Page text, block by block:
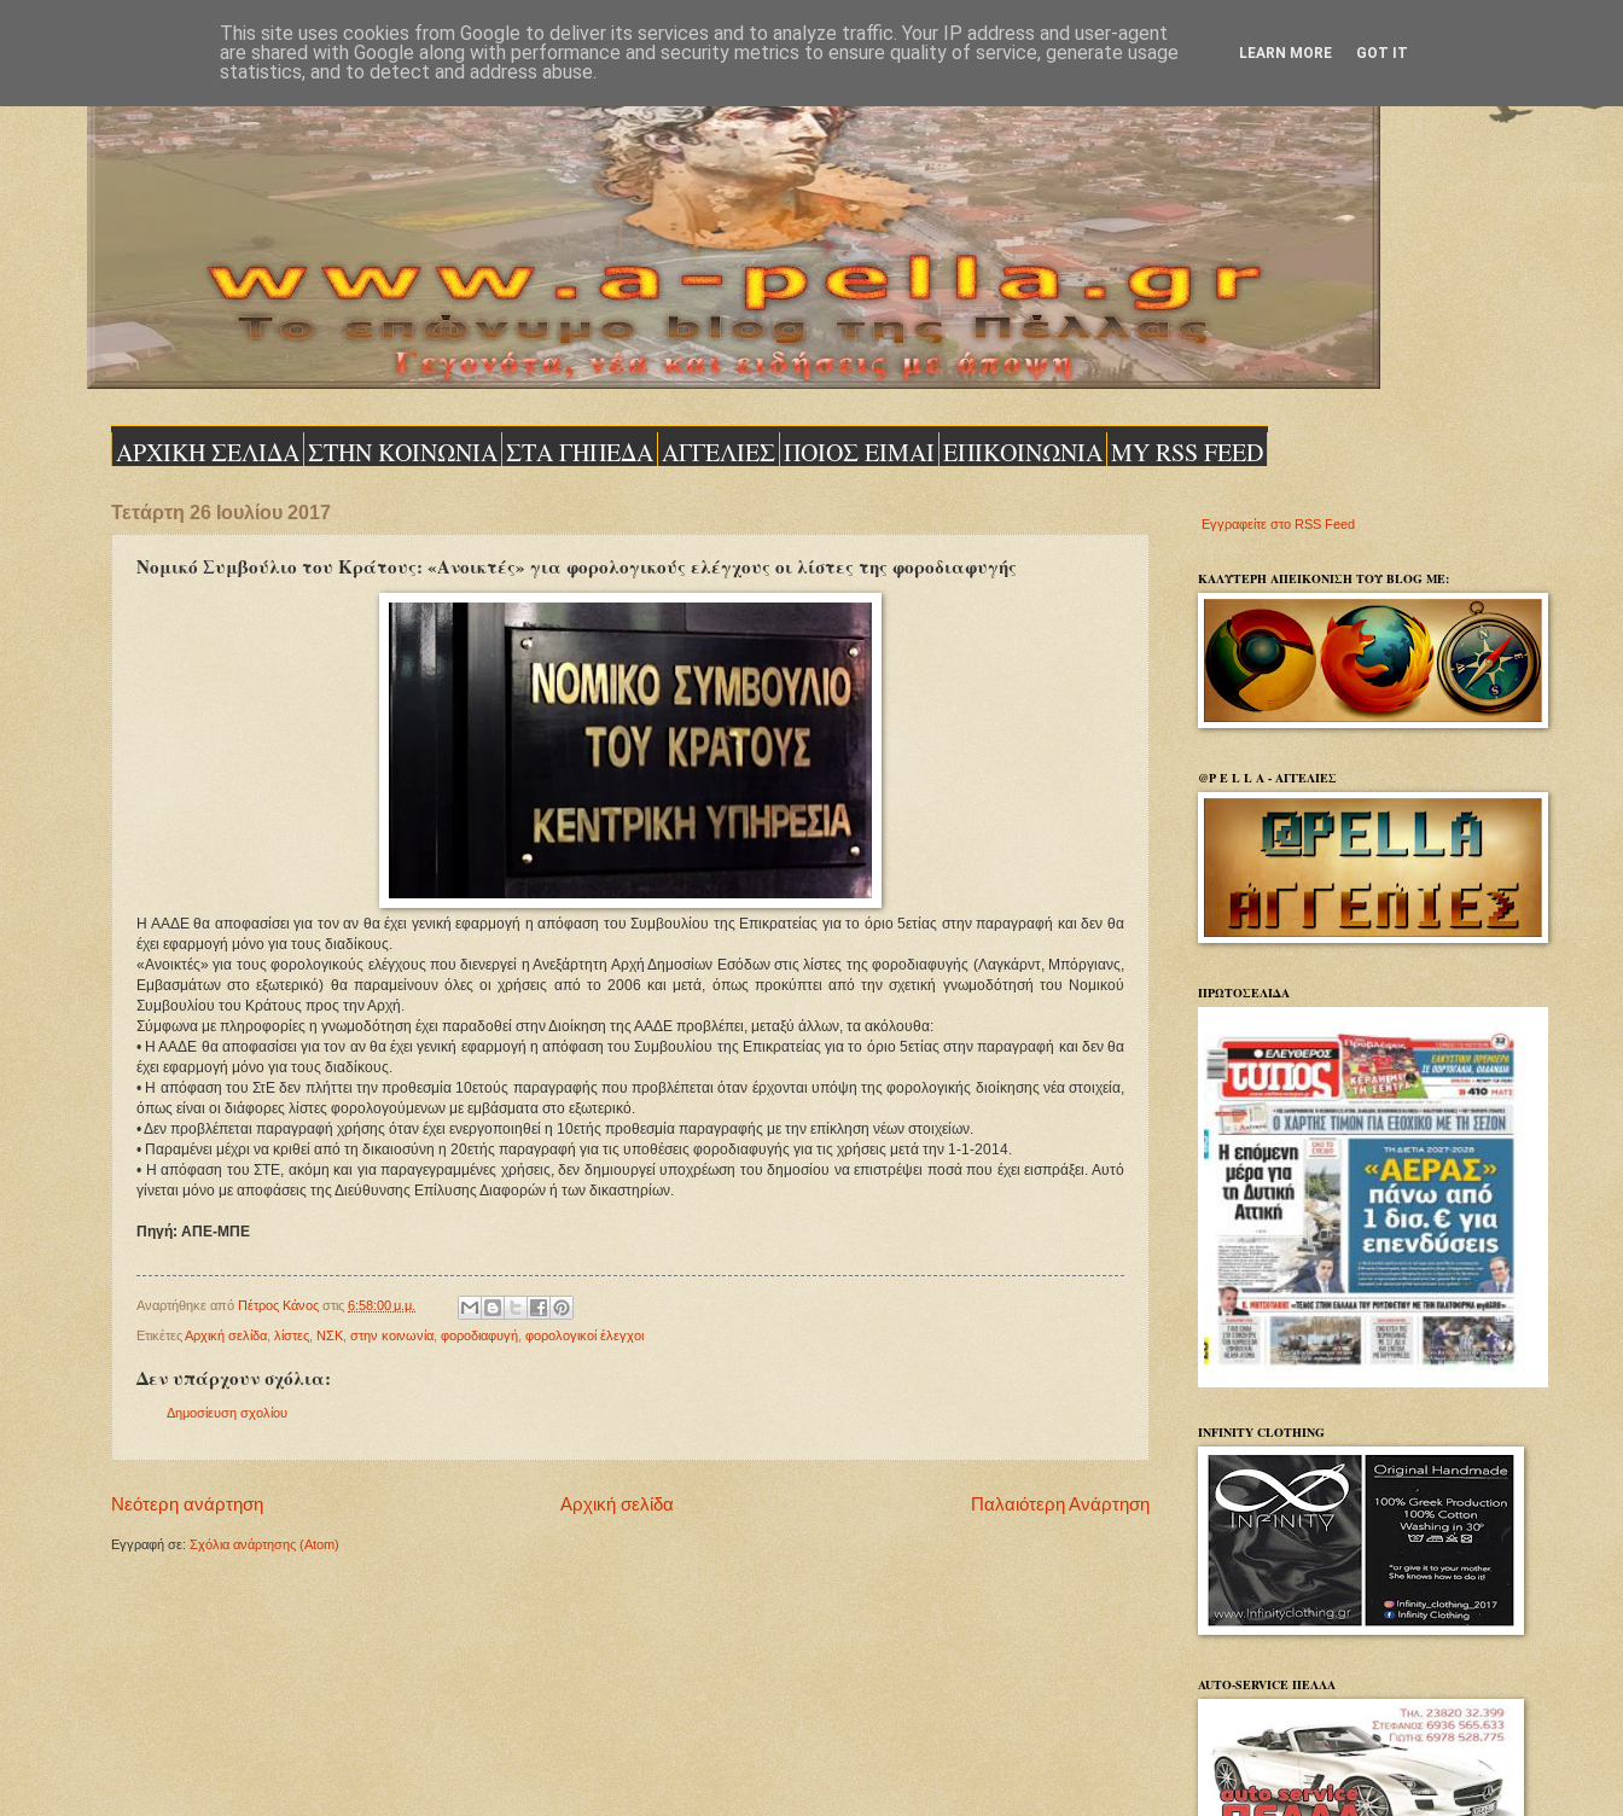
ΑΡΧΙΚΗ ΣΕΛΙΔΑ ΣΤΗΝ ΚΟΙΝΩΝΙΑ ΣΤΑ ΓΗΠΕΔΑ ΑΓΓΕΛΙΕΣ ΠΟΙΟΣ ΕΙΜΑΙ ΕΠΙΚΟΙΝΩΝΙΑ MY RSS FEED
Τετάρτη 26 Ιουλίου 2017
Νομικό Συμβούλιο του Κράτους: «Ανοικτές» για φορολογικούς ελέγχους οι λίστες της φοροδιαφυγής
Η ΑΑΔΕ θα αποφασίσει για τον αν θα έχει γενική εφαρμογή η απόφαση του Συμβουλίου της Επικρατείας για το όριο 5ετίας στην παραγραφή και δεν θα
έχει εφαρμογή μόνο για τους διαδίκους.
«Ανοικτές» για τους φορολογικούς ελέγχους που διενεργεί η Ανεξάρτητη Αρχή Δημοσίων Εσόδων στις λίστες της φοροδιαφυγής (Λαγκάρντ, Μπόργιανς,
Εμβασμάτων στο εξωτερικό) θα παραμείνουν όλες οι χρήσεις από το 2006 και μετά, όπως προκύπτει από την σχετική γνωμοδότησή του Νομικού
Συμβουλίου του Κράτους προς την Αρχή.
Σύμφωνα με πληροφορίες η γνωμοδότηση έχει παραδοθεί στην Διοίκηση της ΑΑΔΕ προβλέπει, μεταξύ άλλων, τα ακόλουθα:
• Η ΑΑΔΕ θα αποφασίσει για τον αν θα έχει γενική εφαρμογή η απόφαση του Συμβουλίου της Επικρατείας για το όριο 5ετίας στην παραγραφή και δεν θα
έχει εφαρμογή μόνο για τους διαδίκους.
• Η απόφαση του ΣτΕ δεν πλήττει την προθεσμία 10ετούς παραγραφής που προβλέπεται όταν έρχονται υπόψη της φορολογικής διοίκησης νέα στοιχεία,
όπως είναι οι διάφορες λίστες φορολογούμενων με εμβάσματα στο εξωτερικό.
• Δεν προβλέπεται παραγραφή χρήσης όταν έχει ενεργοποιηθεί η 10ετής προθεσμία παραγραφής με την επίκληση νέων στοιχείων.
• Παραμένει μέχρι να κριθεί από τη δικαιοσύνη η 20ετής παραγραφή για τις υποθέσεις φοροδιαφυγής για τις χρήσεις μετά την 1-1-2014.
• Η απόφαση του ΣΤΕ, ακόμη και για παραγεγραμμένες χρήσεις, δεν δημιουργεί υποχρέωση του δημοσίου να επιστρέψει ποσά που έχει εισπράξει. Αυτό
γίνεται μόνο με αποφάσεις της Διεύθυνσης Επίλυσης Διαφορών ή των δικαστηρίων.
Πηγή: ΑΠΕ-ΜΠΕ
Αναρτήθηκε από Πέτρος Κάνος στις 6:58:00 μ.μ.
ΕτικέτεςΑρχική σελίδα λίστες ΝΣΚ στην κοινωνία φοροδιαφυγή φορολογικοί έλεγχοι
Δεν υπάρχουν σχόλια:
Δημοσίευση σχολίου
Νεότερη ανάρτηση Παλαιότερη Ανάρτηση
Αρχική σελίδα
Εγγραφή σε: Σχόλια ανάρτησης (Atom)
Εγγραφείτε στο RSS Feed
ΚΑΛΥΤΕΡΗ ΑΠΕΙΚΟΝΙΣΗ ΤΟΥ BLOG ΜΕ:
@P E L L A - ΑΓΓΕΛΙΕΣ
ΠΡΩΤΟΣΕΛΙΔΑ
INFINITY CLOTHING
AUTO-SERVICE ΠΕΛΛΑ
This site uses cookies from Google to deliver its services and to analyze traffic. Your IP address and user-agent
are shared with Google along with performance and security metrics to ensure quality of service, generate usage
statistics, and to detect and address abuse.
LEARN MORE GOT IT